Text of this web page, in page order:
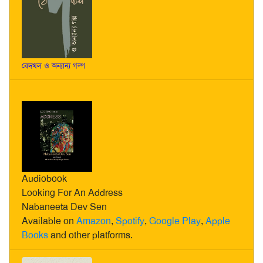
বেদখল ও অন্যান্য গল্প
Audiobook
Looking For An Address
Nabaneeta Dev Sen
Available on Amazon, Spotify, Google Play, Apple
Booksand other platforms.